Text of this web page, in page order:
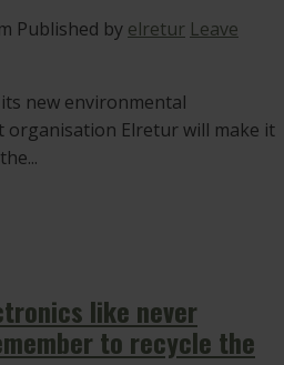
Published by elretur Leave
new environmental
Elretur will make it
like never
to recycle the